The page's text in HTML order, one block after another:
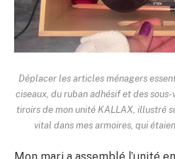
Déplacer les articles ménagers
ciseaux, du ruban adhésif et des
tiroirs de mon unité KALLAX, illustré
vital dans mes armoires, qui